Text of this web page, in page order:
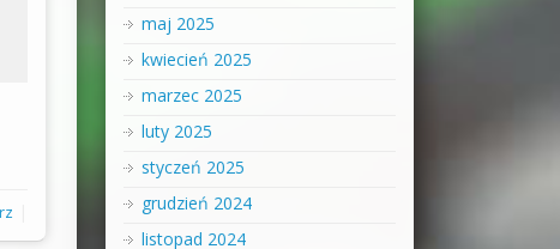
maj 2025
kwiecień 2025
marzec 2025
luty 2025
styczeń 2025
grudzień 2024
listopad 2024